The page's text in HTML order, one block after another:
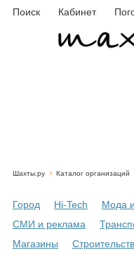
Поиск Кабинет
Шахты.ру Каталог организаций
Город Hi-Tech Мода
СМИ и реклама
Магазины